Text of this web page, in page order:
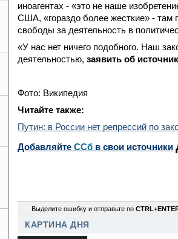
иноагентах - «это не наше
США, «гораздо более жесткие» - там
свободы за деятельность в
«У нас нет ничего подобного. Наш
деятельностью, заявить об
Фото: Википедия
Читайте также:
Путин: в России нет репрессий по
Добавляйте CСб в свои источники
Выделите ошибку и отправьте по
КАРТИНА ДНЯ